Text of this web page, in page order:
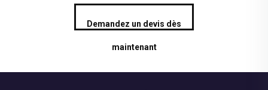
Demandez un devis dès
maintenant